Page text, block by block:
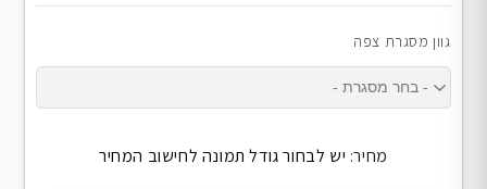
גוון מסגרת צפה
מחיר: יש לבחור גודל תמונה לחישוב המחיר